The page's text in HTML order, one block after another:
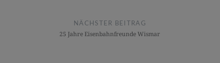
NÄCHSTER BEITRAG
25 Jahre Eisenbahnfreunde Wismar